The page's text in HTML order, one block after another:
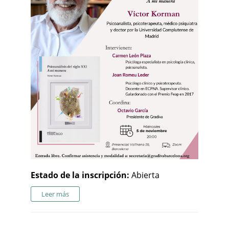
Estado de la inscripción: Abierta
Leer más